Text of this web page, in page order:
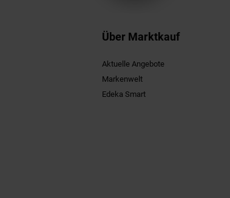
Über Marktkauf
Aktuelle Angebote
Markenwelt
Edeka Smart